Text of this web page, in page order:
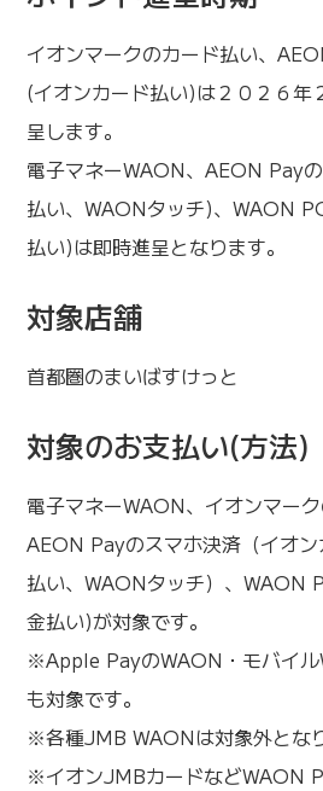
イオンマークのカード払い、
(イオンカード払い)は２０２６年
呈します。
電子マネーWAON、AEON Pay
払い、WAONタッチ)、WAON
払い)は即時進呈となります。
対象店舗
首都圏のまいばすけっと
対象のお支払い(方法)
電子マネーWAON、イオンマーク
AEON Payのスマホ決済（イオ
払い、WAONタッチ）、WAON
金払い)が対象です。
※Apple PayのWAON・モバイ
も対象です。
※各種JMB WAONは対象外とな
※イオンJMBカードなどWAON